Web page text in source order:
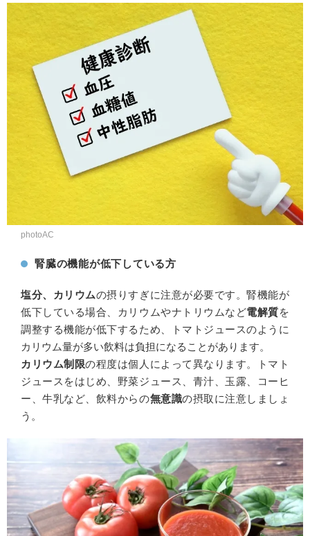
photoAC
腎臓の機能が低下している方
塩分、カリウムの摂りすぎに注意が必要です。腎機能が
低下している場合、カリウムやナトリウムなど電解質を
調整する機能が低下するため、トマトジュースのように
カリウム量が多い飲料は負担になることがあります。
カリウム制限の程度は個人によって異なります。トマト
ジュースをはじめ、野菜ジュース、青汁、玉露、コーヒ
ー、牛乳など、飲料からの無意識の摂取に注意しましょ
う。